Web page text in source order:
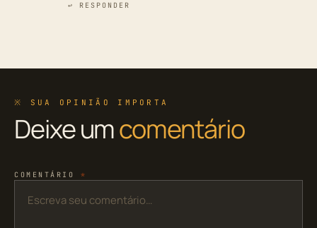
↩ RESPONDER
※ SUA OPINIÃO IMPORTA
Deixe umcomentário
COMENTÁRIO *